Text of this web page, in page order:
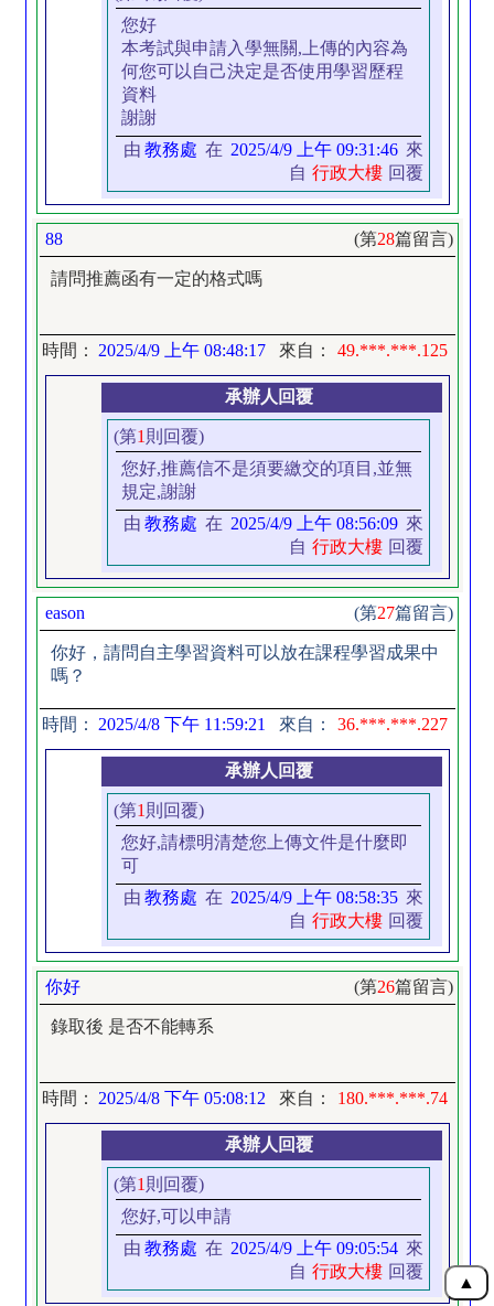
您好
本考試與申請入學無關,上傳的內容為
何您可以自己決定是否使用學習歷程
資料
謝謝
由 教務處 在 2025/4/9 上午 09:31:46 來
自 行政大樓 回覆
88 (第28篇留言)
請問推薦函有一定的格式嗎
時間： 2025/4/9 上午 08:48:17 來自： 49.***.***.125
承辦人回覆
(第1 則回覆)
您好,推薦信不是須要繳交的項目,並無
規定,謝謝
由 教務處 在 2025/4/9 上午 08:56:09 來
自 行政大樓 回覆
eason (第27篇留言)
你好，請問自主學習資料可以放在課程學習成果中
嗎？
時間： 2025/4/8 下午 11:59:21 來自： 36.***.***.227
承辦人回覆
(第1 則回覆)
您好,請標明清楚您上傳文件是什麼即
可
由 教務處 在 2025/4/9 上午 08:58:35 來
自 行政大樓 回覆
你好 (第26篇留言)
錄取後 是否不能轉系
時間： 2025/4/8 下午 05:08:12 來自： 180.***.***.74
承辦人回覆
(第1 則回覆)
您好,可以申請
由 教務處 在 2025/4/9 上午 09:05:54 來
自 行政大樓 回覆